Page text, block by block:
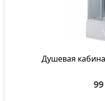
Душевая